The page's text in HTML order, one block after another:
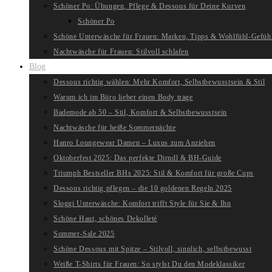
Schöner Po: Übungen, Pflege & Dessous für Deine Kurven
Schöner Po
Schöne Unterwäsche für Frauen: Marken, Tipps & Wohlfühl-
Nachtwäsche für Frauen: Stilvoll schlafen
Blog
Dessous richtig wählen: Mehr Komfort, Selbstbewusstsein & Stil
Warum ich im Büro lieber einen Body trage
Bademode ab 50 – Stil, Komfort & Selbstbewusstsein
Nachtwäsche für heiße Sommernächte
Hanro Loungewear Damen – Luxus zum Anziehen
Oktoberfest 2025: Das perfekte Dirndl & BH-Guide
Triumph Bestseller BHs 2025: Stil & Komfort für große Cups
Dessous richtig pflegen – die 10 goldenen Regeln 2025
Sloggi Unterwäsche: Komfort trifft Style für Sie & Ihn
Schöne Haut, schönes Dekolleté
Sommer-Sale 2025
Schöne Dessous mit Spitze – Stilvoll, sinnlich, selbstbewusst
Weiße T-Shirts für Frauen: So stylst Du den Modeklassiker